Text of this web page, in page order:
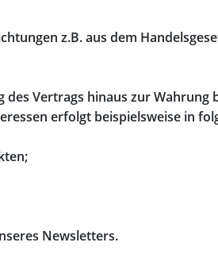
z.B. aus dem
Vertrags hinaus zur Wahrung
erfolgt beispielsweise in
Newsletters.